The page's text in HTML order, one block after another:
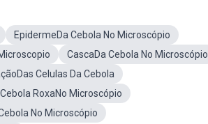
EpidermeDa Cebola No Microscópio
CascaDa Cebola No Microscópio
Celulas Da Cebola
Cebola RoxaNo Microscópio
No Microscópio